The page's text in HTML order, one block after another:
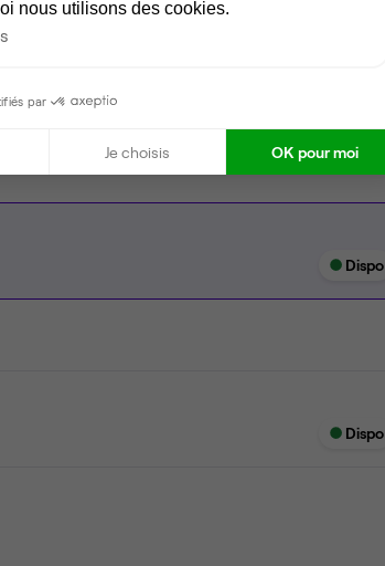
Tables / chaises
Imprimante
Dispo
Dispo
nous utilisons des cookies.
par
Je choisis OK pour moi